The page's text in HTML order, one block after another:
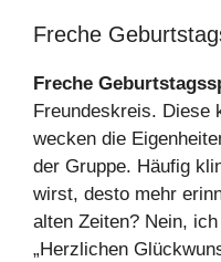
Freche
Freche
Freundeskreis. Diese
wecken die
der Gruppe. Häufig
wirst, desto mehr
alten Zeiten? Nein,
„Herzlichen